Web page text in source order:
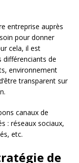
entreprise auprès
pour donner
cela, il est
différenciants de
environnement
transparent sur
canaux de
: réseaux sociaux,
etc.
de